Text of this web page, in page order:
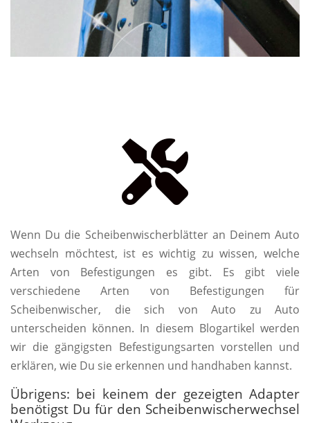

Wenn Du die Scheibenwischerblätter an Deinem Auto
wechseln möchtest, ist es wichtig zu wissen, welche
Arten von Befestigungen es gibt. Es gibt viele
verschiedene Arten von Befestigungen für
Scheibenwischer, die sich von Auto zu Auto
unterscheiden können. In diesem Blogartikel werden
wir die gängigsten Befestigungsarten vorstellen und
erklären, wie Du sie erkennen und handhaben kannst.
Übrigens: bei keinem der gezeigten Adapter
benötigst Du für den Scheibenwischerwechsel